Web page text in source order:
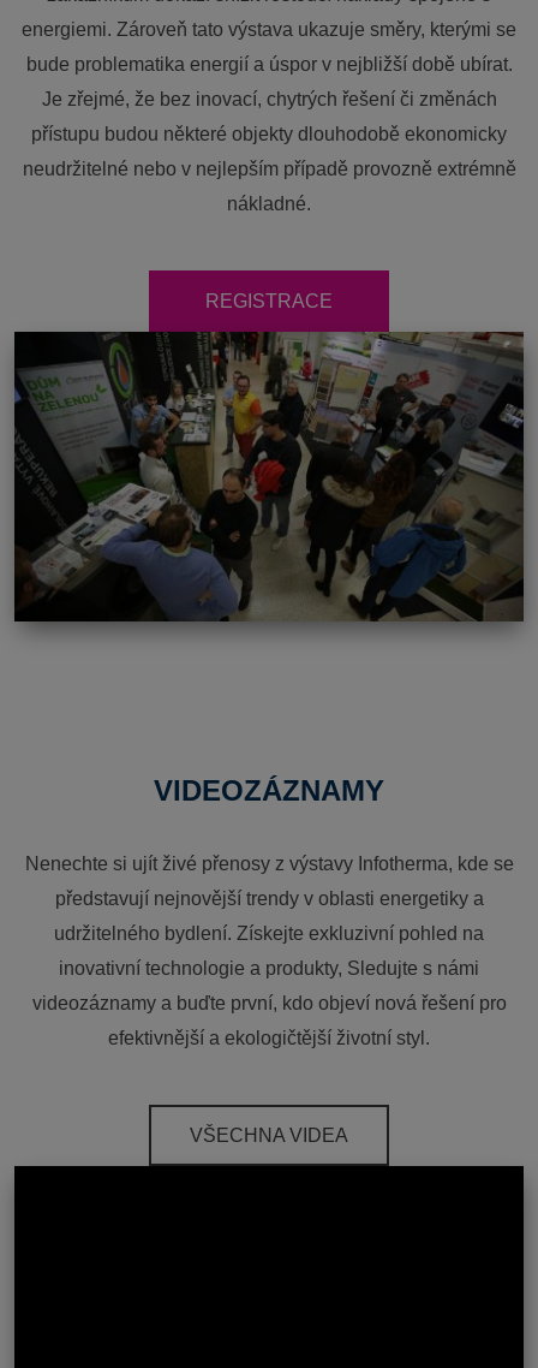
energiemi. Zároveň tato výstava ukazuje směry, kterými se
bude problematika energií a úspor v nejbližší době ubírat.
Je zřejmé, že bez inovací, chytrých řešení či změnách
přístupu budou některé objekty dlouhodobě ekonomicky
neudržitelné nebo v nejlepším případě provozně extrémně
nákladné.
REGISTRACE
VIDEOZÁZNAMY
Nenechte si ujít živé přenosy z výstavy Infotherma, kde se
představují nejnovější trendy v oblasti energetiky a
udržitelného bydlení. Získejte exkluzivní pohled na
inovativní technologie a produkty, Sledujte s námi
videozáznamy a buďte první, kdo objeví nová řešení pro
efektivnější a ekologičtější životní styl.
VŠECHNA VIDEA